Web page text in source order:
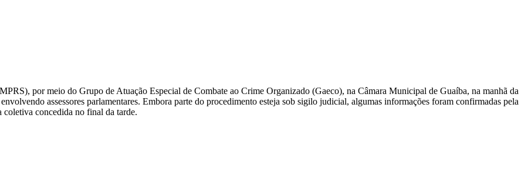
por meio do Grupo de Atuação Especial de Combate ao Crime Organizado (Gaeco), na Câmara Municipal de Guaíba, na manhã da
assessores parlamentares. Embora parte do procedimento esteja sob sigilo judicial, algumas informações foram confirmadas pela
coletiva concedida no final da tarde.